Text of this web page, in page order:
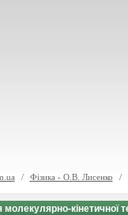
/ Фізика - О.В. Лисенко /
кінетичної